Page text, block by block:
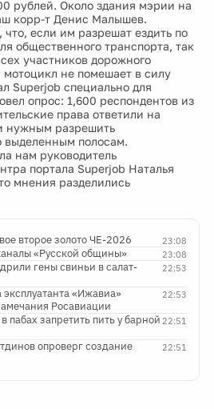
рублей. Около здания мэрии на
корр-т Денис Малышев.
если им разрешат ездить по
общественного транспорта, так
участников дорожного
не помешает в силу
Superjob специально для
опрос: 1,600 респондентов из
права ответили на
нужным разрешить
выделенным полосам.
нам руководитель
портала Superjob Наталья
мнения разделились
23:08
второе золото ЧЕ-2026
23:08
«Русской общины»
22:53
гены свиньи в салат-
22:53
«Ижавиа»
Росавиации
22:51
запретить пить у барной
22:51
опроверг создание